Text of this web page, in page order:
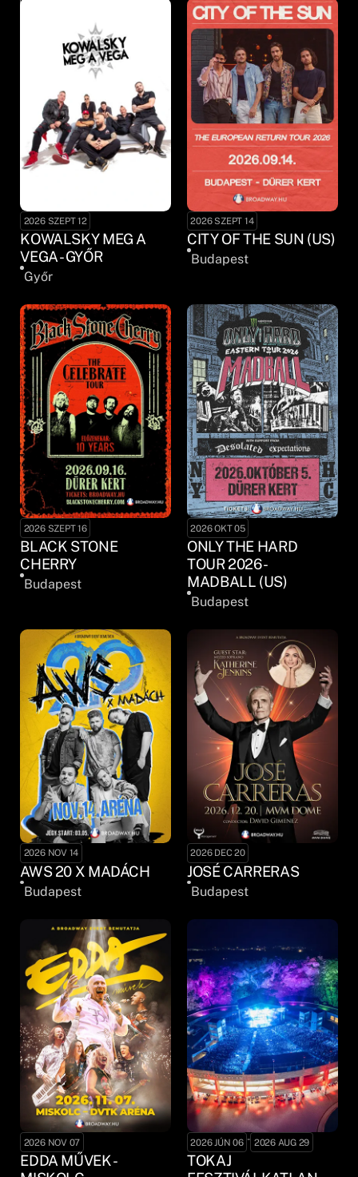
2026 SZEPT 12
KOWALSKY MEG A
VEGA - GYŐR
Győr
2026 SZEPT 14
CITY OF THE SUN (US)
Budapest
2026 SZEPT 16
BLACK STONE
CHERRY
Budapest
2026 OKT 05
ONLY THE HARD
TOUR 2026 -
MADBALL (US)
Budapest
2026 NOV 14
AWS 20 X MADÁCH
Budapest
2026 DEC 20
JOSÉ CARRERAS
Budapest
2026 NOV 07
EDDA MŰVEK -
2026 JÚN 06 - 2026 AUG 29
TOKAJ